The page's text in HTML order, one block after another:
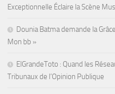
Exceptionnelle Éclaire la Scène
Dounia Batma demande la
Mon bb »
ElGrandeToto : Quand les
Tribunaux de l’Opinion Publique